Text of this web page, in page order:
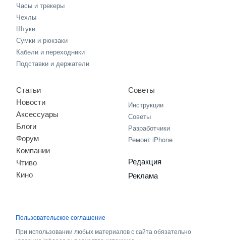
Часы и трекеры
Чехлы
Штуки
Сумки и рюкзаки
Кабели и переходники
Подставки и держатели
Статьи
Новости
Аксессуары
Блоги
Форум
Компании
Чтиво
Кино
Советы
Инструкции
Советы
Разработчики
Ремонт iPhone
Редакция
Реклама
Пользовательское соглашение
При использовании любых материалов с сайта обязательно